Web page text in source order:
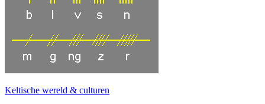
Keltische wereld & culturen